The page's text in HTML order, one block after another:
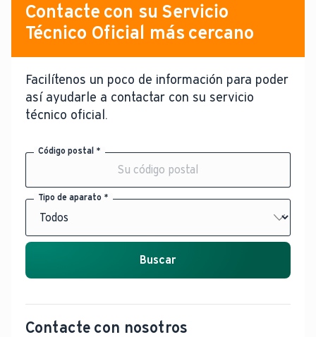
Contacte con su Servicio
Técnico Oficial más cercano
Facilítenos un poco de información para poder
así ayudarle a contactar con su servicio
técnico oficial.
Código postal *
Tipo de aparato *
Buscar
Contacte con nosotros